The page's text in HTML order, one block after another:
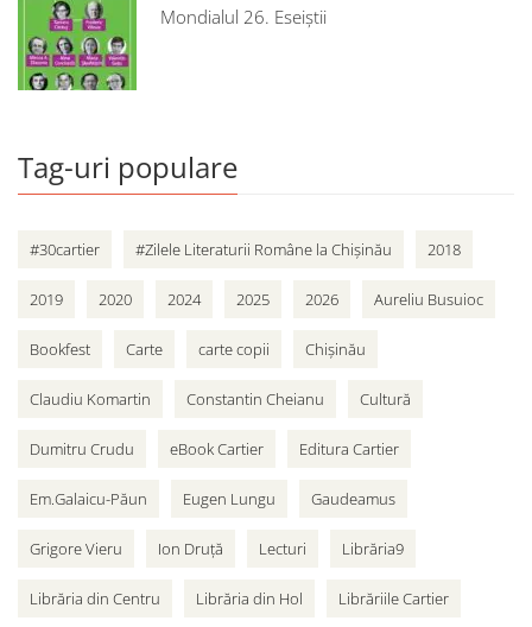
Mondialul 26. Eseiștii
Tag-uri populare
#30cartier #Zilele Literaturii Române la Chișinău 2018
2019 2020 2024 2025 2026 Aureliu Busuioc
Bookfest Carte carte copii Chișinău
Claudiu Komartin Constantin Cheianu Cultură
Dumitru Crudu eBook Cartier Editura Cartier
Em.Galaicu-Păun Eugen Lungu Gaudeamus
Grigore Vieru Ion Druță Lecturi Librăria9
Librăria din Centru Librăria din Hol Librăriile Cartier